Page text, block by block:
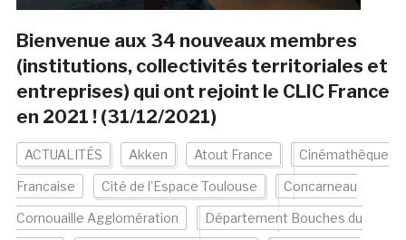
Bienvenue aux 34 nouveaux membres
(institutions, collectivités territoriales et
entreprises) qui ont rejoint le CLIC France
en 2021 ! (31/12/2021)
ACTUALITÉS Akken Atout France Cinémathèque
Francaise Cité de l'Espace Toulouse Concarneau
Cornouaille Agglomération Département Bouches du